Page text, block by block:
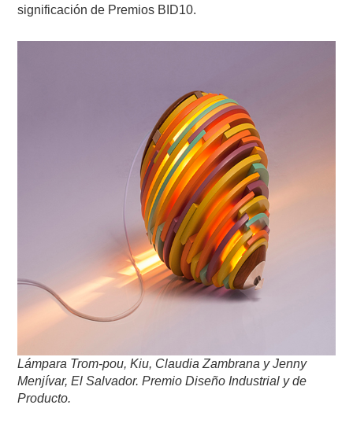
significación de Premios BID10.
Lámpara Trom-pou, Kiu, Claudia Zambrana y Jenny
Menjívar, El Salvador. Premio Diseño Industrial y de
Producto.